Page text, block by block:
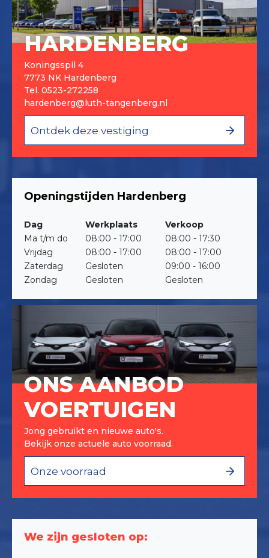
HARDENBERG
Koningsspil 4
7773 NK Hardenberg
Tel. 0523-272258
hardenberg@luth-tangenberg.nl
Ontdek deze vestiging
Openingstijden Hardenberg
Dag Werkplaats
Verkoop
Ma t/m do
08:00 - 17:00
08:00 - 17:30
Vrijdag
08:00 - 17:00
08:00 - 17:00
Zaterdag
Gesloten
09:00 - 16:00
Zondag
Gesloten Gesloten
ONS AANBOD
VOERTUIGEN
Jong gebruikt en nieuwe auto's.
Bekijk onze actuele auto voorraad.
Onze voorraad
We zijn gesloten op: